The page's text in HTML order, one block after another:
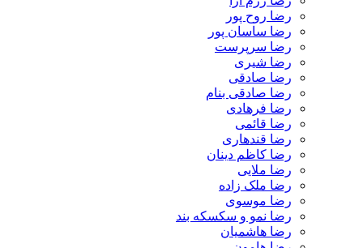
رضا روح پور
رضا ساسان پور
رضا سرپرست
رضا شیری
رضا صادقی
رضا صادقی بنام
رضا فرهادی
رضا قائمی
رضا قندهاری
رضا کاظم دینان
رضا ملایی
رضا ملک زاده
رضا موسوی
رضا نمو و سکسکه بند
رضا هاشمیان